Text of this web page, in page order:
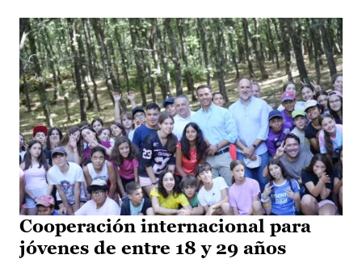
Cooperación internacional para
jóvenes de entre 18 y 29 años